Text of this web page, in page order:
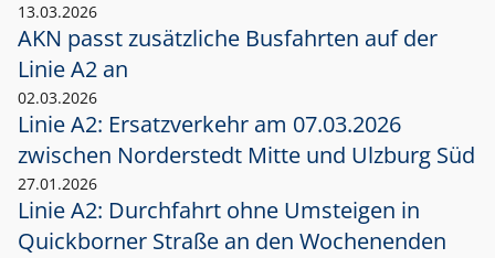
13.03.2026
AKN passt zusätzliche Busfahrten auf der
Linie A2 an
02.03.2026
Linie A2: Ersatzverkehr am 07.03.2026
zwischen Norderstedt Mitte und Ulzburg Süd
27.01.2026
Linie A2: Durchfahrt ohne Umsteigen in
Quickborner Straße an den Wochenenden